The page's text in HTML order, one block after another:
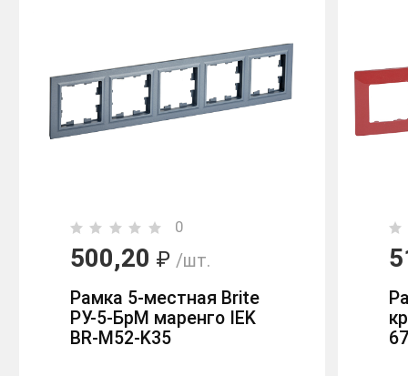
0
500,20 ₽ /шт.
Рамка 5-местная Brite
РУ-5-БрМ маренго IEK
BR-M52-K35